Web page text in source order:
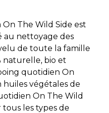
The Wild Side est
au nettoyage des
de toute la famille
naturelle, bio et
quotidien On
huiles végétales de
On The Wild
les types de